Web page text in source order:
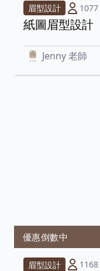
眉型設計 1077
紙圖眉型設計
Jenny 老師
優惠倒數中
眉型設計 1168